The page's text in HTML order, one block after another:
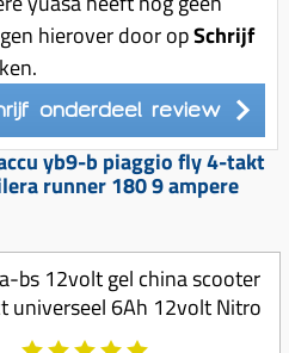
hierover door opSchrijf
onderdeel review
yb9-b piaggio fly 4-takt
runner 180 9 ampere
bs 12volt gel china scooter
universeel 6Ah 12volt Nitro